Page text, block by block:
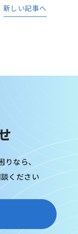
新しい記事へ
なら、
ください